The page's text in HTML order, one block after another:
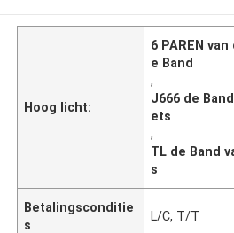
Hoog licht:
6 PAREN
e Band
,
J666 de
ets
,
TL de Band
s
Betalingsconditie
s
L/C, T/T